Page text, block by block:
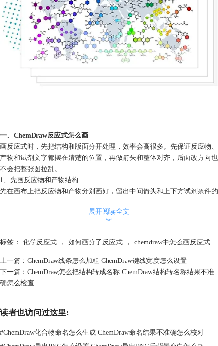
一、ChemDraw反应式怎么画
画反应式时，先把结构和版面分开处理，效率会高很多。先保证反应物、
产物和试剂文字都摆在清楚的位置，再做箭头和整体对齐，后面改方向也
不会把整张图拉乱。
1、先画反应物和产物结构
先在画布上把反应物和产物分别画好，留出中间箭头和上下方试剂条件的
2、需要快速生成时用Reaction shortcut
改成真正的产物或中间体，这个方法比手工复制再摆放更快。
3、再补试剂、条件和产率文字
把催化剂、溶剂、温度和时间等信息放到箭头上方或下方。ChemDraw近
年的反应识别能力也专门考虑了箭头上下方存在试剂或数据的情况，所以
反应式成形后，再统一做结构清理和间距调整，保证箭头、结构和文字在
展开阅读全文
︾
标签： 化学反应式 ， 如何画分子反应式 ， chemdraw中怎么画反应式
上一篇： ChemDraw线条怎么加粗 ChemDraw键线宽度怎么设置
下一篇： ChemDraw怎么把结构转成名称 ChemDraw结构转名称结果不准
确怎么检查
读者也访问过这里:
#ChemDraw化合物命名怎么生成 ChemDraw命名结果不准确怎么校对